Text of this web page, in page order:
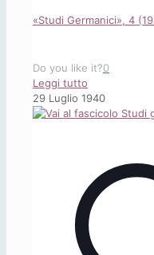
«Studi Germanici», 4
Do you like it?0
Leggi tutto
«Studi
Germanici»,
29 Luglio 1940